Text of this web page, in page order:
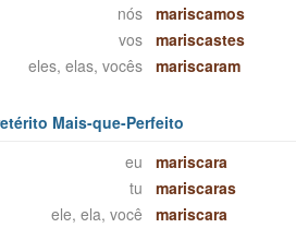
nós
mariscamos
vos
mariscastes
eles, elas, vocês
mariscaram
Mais-que-Perfeito
eu
mariscara
tu
mariscaras
ele, ela, você
mariscara